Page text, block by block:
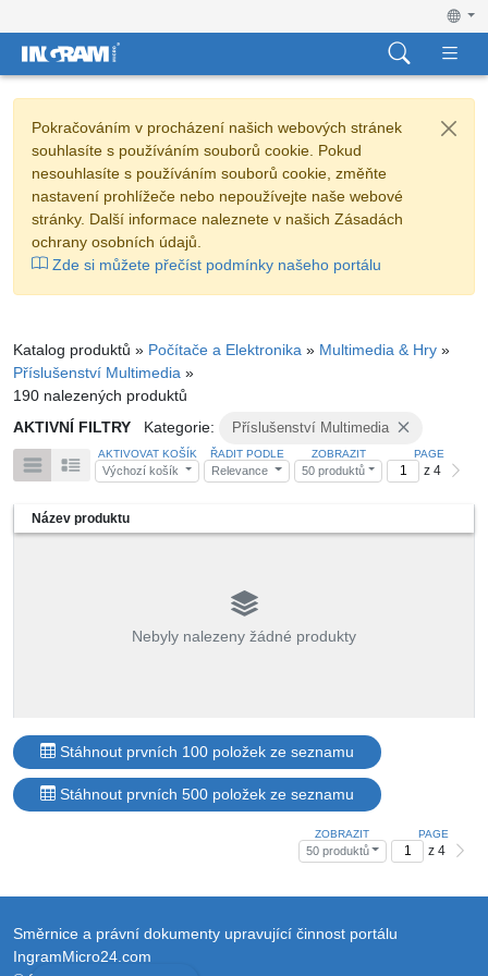
Pokračováním v procházení našich webových stránek
souhlasíte s používáním souborů cookie. Pokud
nesouhlasíte s používáním souborů cookie, změňte
nastavení prohlížeče nebo nepoužívejte naše webové
stránky. Další informace naleznete v našich Zásadách
ochrany osobních údajů.
Zde si můžete přečíst podmínky našeho portálu
Katalog produktů » Počítače a Elektronika » Multimedia & Hry »
Příslušenství Multimedia »
190 nalezených produktů
AKTIVNÍ FILTRY
Kategorie: Příslušenství Multimedia
AKTIVOVAT KOŠÍK
Výchozí košík
ŘADIT PODLE
Relevance
ZOBRAZIT
50 produktů
PAGE
z 4
Název produktu
Nebyly nalezeny žádné produkty
Stáhnout prvních 100 položek ze seznamu
Stáhnout prvních 500 položek ze seznamu
ZOBRAZIT
50 produktů
PAGE
z 4
Směrnice a právní dokumenty upravující činnost portálu
IngramMicro24.com